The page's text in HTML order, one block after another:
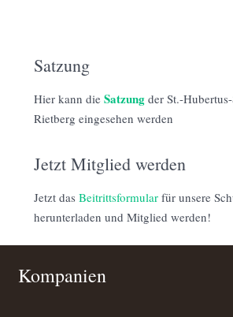
Satzung
Hier kann die Satzungder St.-
Rietberg eingesehen werden
Jetzt Mitglied werden
Jetzt das Beitrittsformularfür unsere
herunterladen und Mitglied werden!
Kompanien